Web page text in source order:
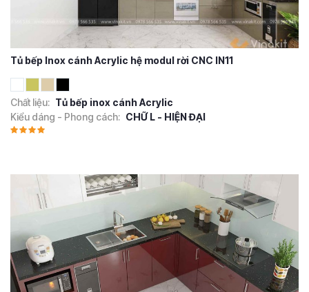
Tủ bếp Inox cánh Acrylic hệ modul rời CNC IN11
Chất liệu: Tủ bếp inox cánh Acrylic
Kiểu dáng - Phong cách: CHỮ L - HIỆN ĐẠI